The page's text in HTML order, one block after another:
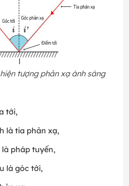
tượng phản xạ ánh sáng
tới,
là tia phản xạ,
pháp tuyến,
là góc tới,